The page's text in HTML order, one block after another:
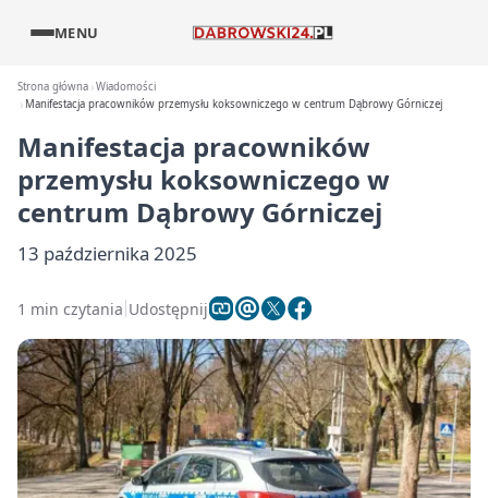
MENU
Strona główna Wiadomości
Manifestacja pracowników przemysłu koksowniczego w centrum Dąbrowy Górniczej
Manifestacja pracowników
przemysłu koksowniczego w
centrum Dąbrowy Górniczej
13 października 2025
1 min czytania Udostępnij